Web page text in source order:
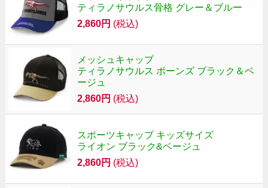
ティラノサウルス骨格 グレー＆ブルー
2,860円 (税込)
メッシュキャップ
ティラノサウルス ボーンズ ブラック＆ベ
ージュ
2,860円 (税込)
スポーツキャップ キッズサイズ
ライオン ブラック&ベージュ
2,860円 (税込)